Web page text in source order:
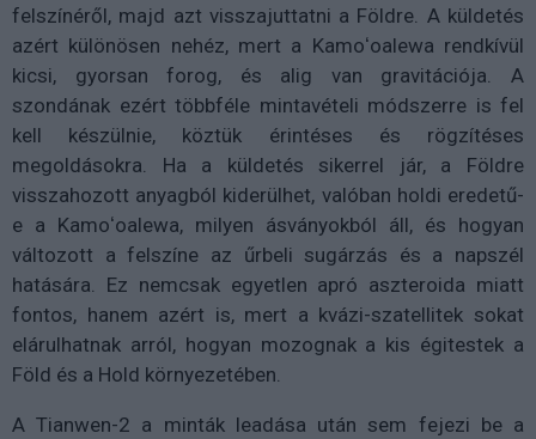
felszínéről, majd azt visszajuttatni a Földre. A küldetés
azért különösen nehéz, mert a Kamoʻoalewa rendkívül
kicsi, gyorsan forog, és alig van gravitációja. A
szondának ezért többféle mintavételi módszerre is fel
kell készülnie, köztük érintéses és rögzítéses
megoldásokra. Ha a küldetés sikerrel jár, a Földre
visszahozott anyagból kiderülhet, valóban holdi eredetű-
e a Kamoʻoalewa, milyen ásványokból áll, és hogyan
változott a felszíne az űrbeli sugárzás és a napszél
hatására. Ez nemcsak egyetlen apró aszteroida miatt
fontos, hanem azért is, mert a kvázi-szatellitek sokat
elárulhatnak arról, hogyan mozognak a kis égitestek a
Föld és a Hold környezetében.
A Tianwen-2 a minták leadása után sem fejezi be a